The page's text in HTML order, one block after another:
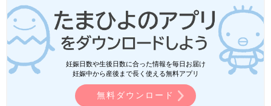
妊娠日数や生後日数に合った情報を毎日お届け
妊娠中から産後まで長く使える無料アプリ
無料ダウンロード